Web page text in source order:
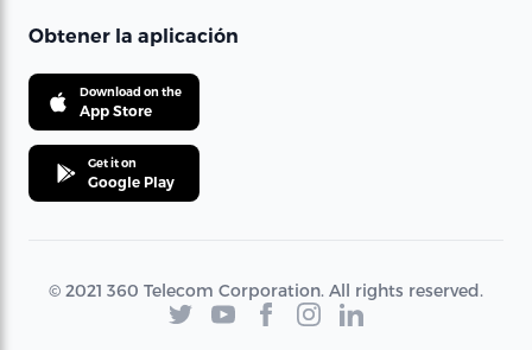
Obtener la aplicación
Download on the
App Store
Get it on
Google Play
© 2021 360 Telecom Corporation. All rights reserved.